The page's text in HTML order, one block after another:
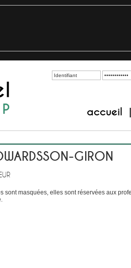
accueil
GIRON
sont masquées, elles sont réservées aux